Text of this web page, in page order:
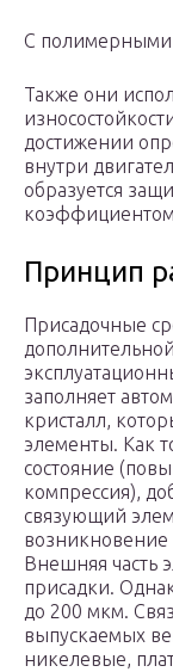
С полимерными
Также они
достижении
внутри
образуется
Принцип
Присадочные
заполняет
кристалл,
элементы. Как
состояние
компрессия),
связующий
Внешняя часть
присадки.
до 200 мкм.
выпускаемых
никелевые,